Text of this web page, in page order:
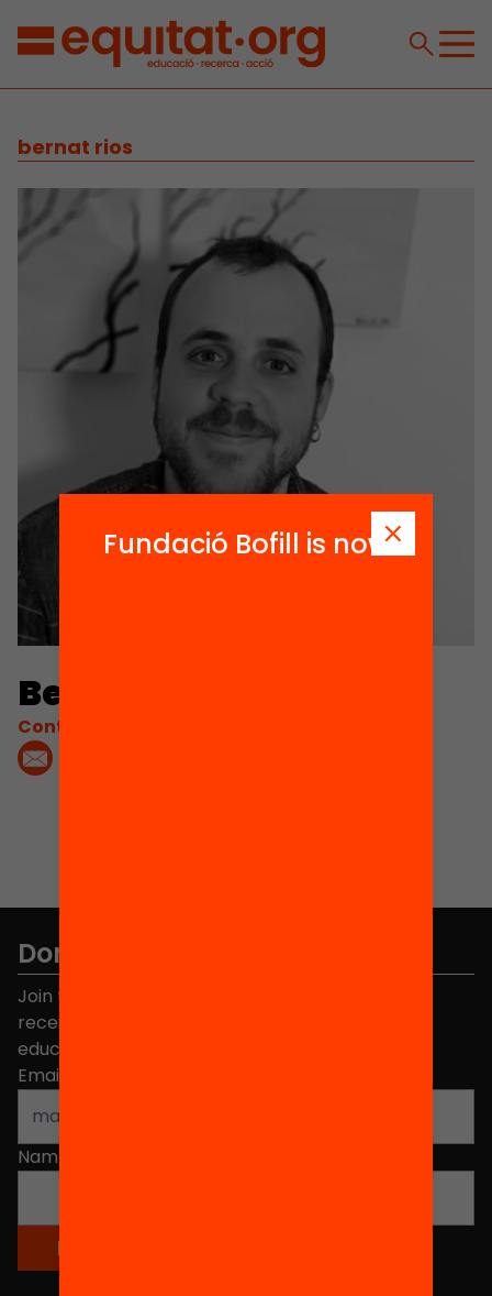
bernat rios
Bernat Rios
Contacta'm:
Don't miss anything.
Join the more than 40,000 people who already
receive news about initiatives and projects for
educational change in Catalonia.
Email address
Name
Fundació Bofill is now